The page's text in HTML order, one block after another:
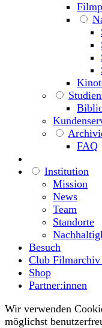
FAQ
Institution
Mission
News
Team
Standorte
Besuch
Club Filmarchiv
Shop
Partner:innen
Wir verwenden
möglichst